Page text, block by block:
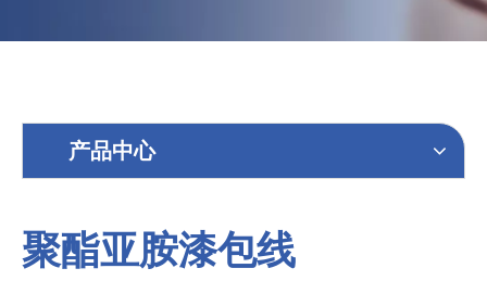
产品中心
聚酯亚胺漆包线